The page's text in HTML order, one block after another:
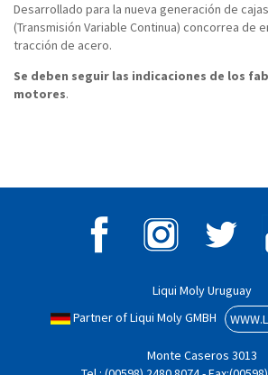
Desarrollado para la nueva generación de
(Transmisión Variable Continua) concorrea de
tracción de acero.
Se deben seguir las indicaciones de los
motores.
Liqui Moly Uruguay
Partner of Liqui Moly GMBH
Monte Caseros 3013